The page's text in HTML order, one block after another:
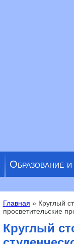
Образование
Вы здесь
Главная » Круглый
просветительские
Круглый